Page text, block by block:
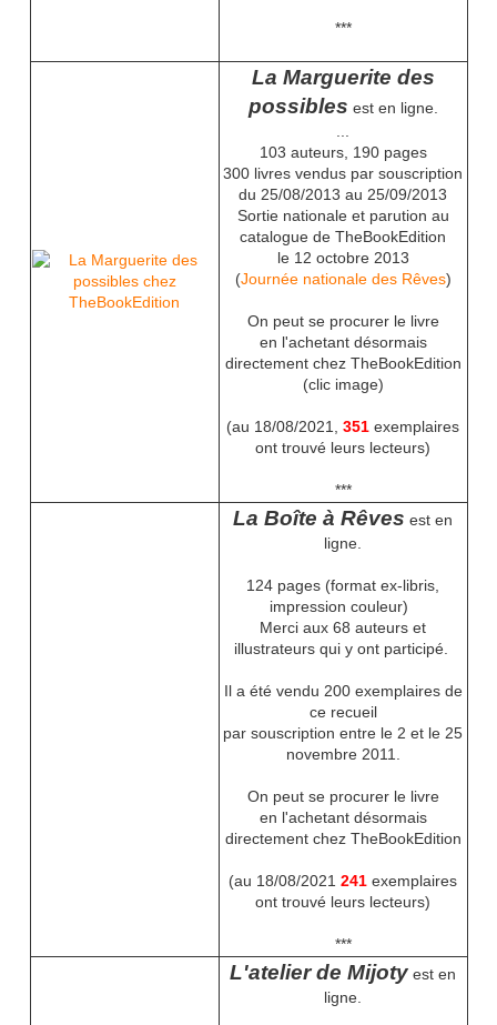
***
La Marguerite des
possibles est en ligne.
103 auteurs, 190 pages
300 livres vendus par souscription
du 25/08/2013 au 25/09/2013
Sortie nationale et parution au
catalogue de TheBookEdition
le 12 octobre 2013
(Journée nationale des Rêves)
On peut se procurer le livre
en l'achetant désormais
directement chez TheBookEdition
(clic image)
(au 18/08/2021, 351 exemplaires
ont trouvé leurs lecteurs)
***
La Boîte à Rêves est en
ligne.
124 pages (format ex-libris,
impression couleur)
Merci aux 68 auteurs et
illustrateurs qui y ont participé.
Il a été vendu 200 exemplaires de
ce recueil
par souscription entre le 2 et le 25
novembre 2011.
On peut se procurer le livre
en l'achetant désormais
directement chez TheBookEdition
(au 18/08/2021 241 exemplaires
ont trouvé leurs lecteurs)
***
L'atelier de Mijoty est en
ligne.